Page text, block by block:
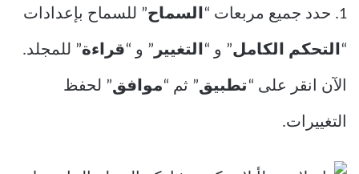
1. حدد جميع مربعات “ السماح” للسماح بإعدادات
“التحكم الكامل” و “التغيير ” و “قراءة” للمجلد.
الآن انقر على “ تطبيق” ثم “موافق” لحفظ
التغييرات.